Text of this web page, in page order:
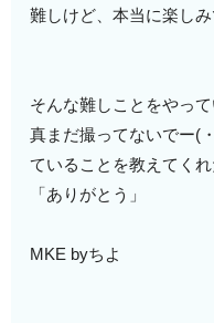
難しけど、本当に楽しみ
そんな難しことをやっ
真まだ撮ってないでー(
ていることを教えてく
「ありがとう」
MKE byちよ